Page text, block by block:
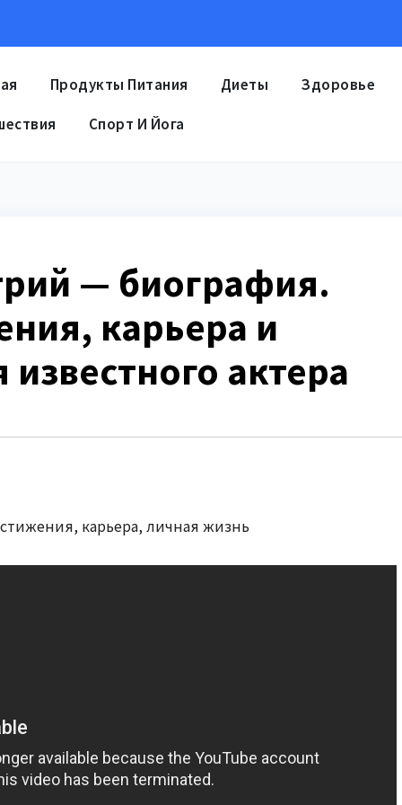
Продукты Питания Диеты Здоровье
Спорт И Йога
— биография.
карьера и
актера